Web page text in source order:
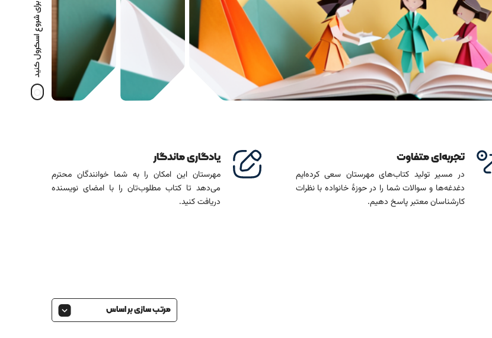
برای شروع اسکرول کنید
تجربه‌ای متفاوت
در مسیر تولید کتاب‌های مهرستان سعی کرده‌ایم
دغدغه‌ها و سوالات شما را در حوزۀ خانواده با نظرات
کارشناسان معتبر پاسخ دهیم.
یادگاری ماندگار
مهرستان این امکان را به شما خوانندگان محترم
می‌دهد تا کتاب مطلوب‌تان را با امضای نویسنده
دریافت کنید.
مرتب سازی بر اساس